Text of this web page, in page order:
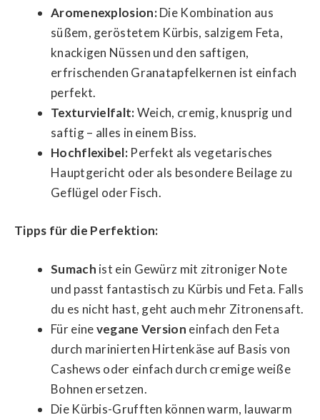
Aromenexplosion:Die Kombination aus
süßem, geröstetem Kürbis, salzigem Feta,
knackigen Nüssen und den saftigen,
erfrischenden Granatapfelkernen ist einfach
perfekt.
Texturvielfalt:Weich, cremig, knusprig und
saftig – alles in einem Biss.
Hochflexibel:Perfekt als vegetarisches
Hauptgericht oder als besondere Beilage zu
Geflügel oder Fisch.
Tipps für die Perfektion:
Sumach ist ein Gewürz mit zitroniger Note
und passt fantastisch zu Kürbis und Feta. Falls
du es nicht hast, geht auch mehr Zitronensaft.
Für einevegane Version einfach den Feta
durch marinierten Hirtenkäse auf Basis von
Cashews oder einfach durch cremige weiße
Bohnen ersetzen.
Die Kürbis-Grufften können warm, lauwarm